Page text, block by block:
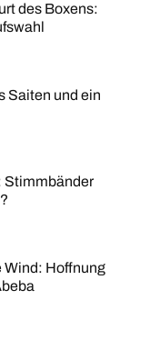
des Boxens:
Saiten und ein
Stimmbänder
Wind: Hoffnung